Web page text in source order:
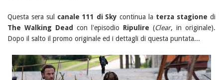
Questa sera sul canale 111 di Sky continua la terza stagione di
The Walking Dead con l'episodio Ripulire (Clear, in originale).
Dopo il salto il promo originale ed i dettagli di questa puntata...